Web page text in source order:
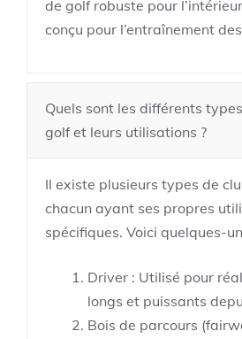
de golf robuste pour
conçu pour l’entraînement
Quels sont les différents
golf et leurs utilisations ?
Il existe plusieurs types de
chacun ayant ses propres
spécifiques. Voici quelques-
Driver : Utilisé pour
longs et puissants
Bois de parcours